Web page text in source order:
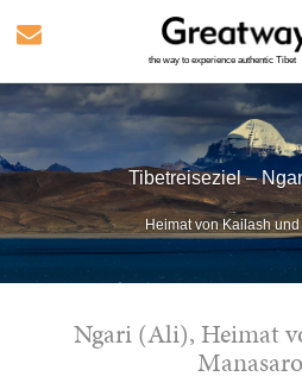
the way to experience authentic Tibet
Tibetreiseziel –
Heimat von Kailash
Ngari (Ali), Heimat